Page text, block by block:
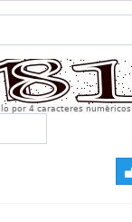
por 4 caracteres numèricos